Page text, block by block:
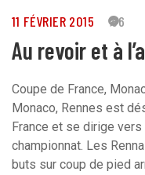
11 FÉVRIER 2015 86
Au revoir et à
Coupe de France,
Monaco, Rennes est
France et se dirige
championnat. Les
buts sur coup de pied